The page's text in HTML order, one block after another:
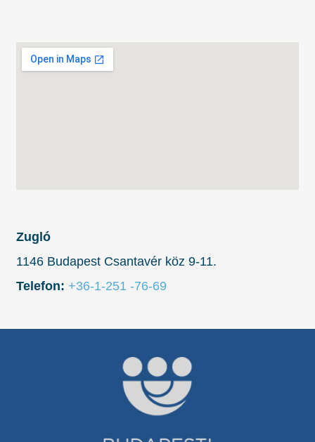
Zugló
1146 Budapest Csantavér köz 9-11.
Telefon: +36-1-251 -76-69